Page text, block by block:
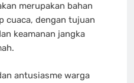
merupakan bahan
cuaca, dengan tujuan
keamanan jangka
antusiasme warga